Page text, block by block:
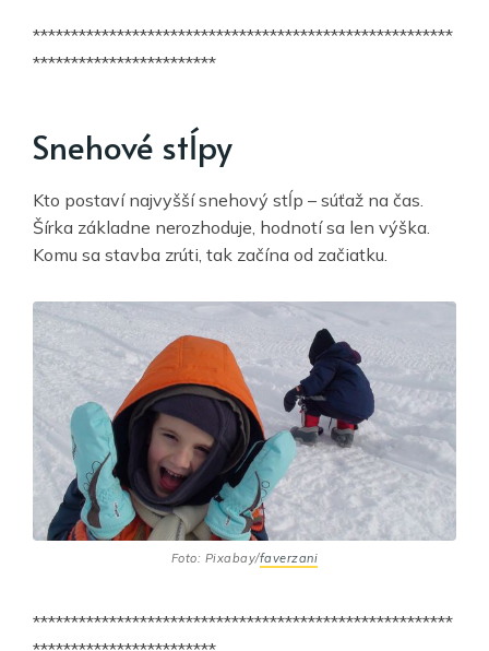
*******************************************************
************************
Snehové stĺpy
Kto postaví najvyšší snehový stĺp – súťaž na čas.
Šírka základne nerozhoduje, hodnotí sa len výška.
Komu sa stavba zrúti, tak začína od začiatku.
Foto: Pixabay/faverzani
*******************************************************